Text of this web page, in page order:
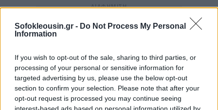
Sofokleousin.gr - Do Not Process My Personal
Information
If you wish to opt-out of the sale, sharing to third parties, or
processing of your personal or sensitive information for
targeted advertising by us, please use the below opt-out
section to confirm your selection. Please note that after your
opt-out request is processed you may continue seeing